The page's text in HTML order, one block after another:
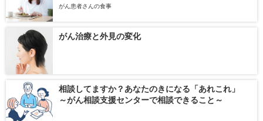
がん患者さんの食事
がん治療と外見の変化
相談してますか？あなたのきになる「あれこれ」
～がん相談支援センターで相談できること～